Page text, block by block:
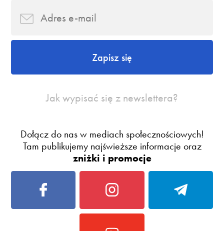
Zapisz się
Jak wypisać się z newslettera?
Dołącz do nas w mediach społecznościowych!
Tam publikujemy najświeższe informacje oraz
zniżki i promocje